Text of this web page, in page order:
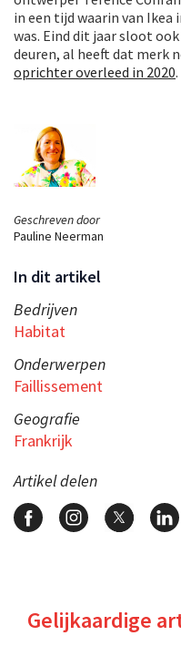
Geschreven door
Pauline Neerman
In dit artikel
Bedrijven
Habitat
Onderwerpen
Faillissement
Geografie
Frankrijk
Artikel delen
in een tijd waarin van Ikea
was. Eind dit jaar sloot ook
deuren, al heeft dat merk
oprichter overleed in 2020.
Gelijkaardige